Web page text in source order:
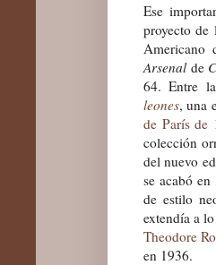
Ese
proyecto
Americano
Arsenalde
64. Entre
leones, una
de París de
colección
del nuevo
se acabó
de estilo
extendía a
Theodore
en 1936.